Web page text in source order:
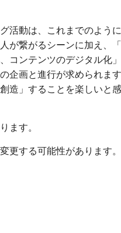
活動は、これまでのよう
が繋がるシーンに加え、
コンテンツのデジタル化
企画と進行が求められます
造」することを楽しいと
ます。
更する可能性があります。